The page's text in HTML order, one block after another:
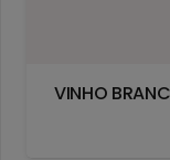
VINHO